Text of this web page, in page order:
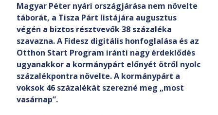
Magyar Péter nyári országjárása nem növelte
táborát, a Tisza Párt listájára augusztus
végén a biztos résztvevők 38 százaléka
szavazna. A Fidesz digitális honfoglalása és az
Otthon Start Program iránti nagy érdeklődés
ugyanakkor a kormánypárt előnyét ötről nyolc
százalékpontra növelte. A kormánypárt a
voksok 46 százalékát szerezné meg „most
vasárnap”.